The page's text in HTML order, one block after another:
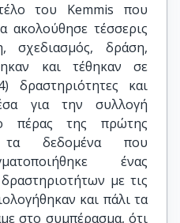
του Kemmis που
ακολούθησε τέσσερις
σχεδιασμός, δράση,
και τέθηκαν σε
δραστηριότητες και
για την συλλογή
πέρας της πρώτης
δεδομένα που
ένας
με τις
και πάλι τα
στο συμπέρασμα, ότι